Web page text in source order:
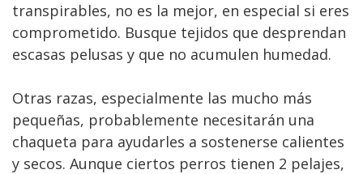
transpirables, no es la mejor, en especial si eres
comprometido. Busque tejidos que desprendan
escasas pelusas y que no acumulen humedad.
Otras razas, especialmente las mucho más
pequeñas, probablemente necesitarán una
chaqueta para ayudarles a sostenerse calientes
y secos. Aunque ciertos perros tienen 2 pelajes,